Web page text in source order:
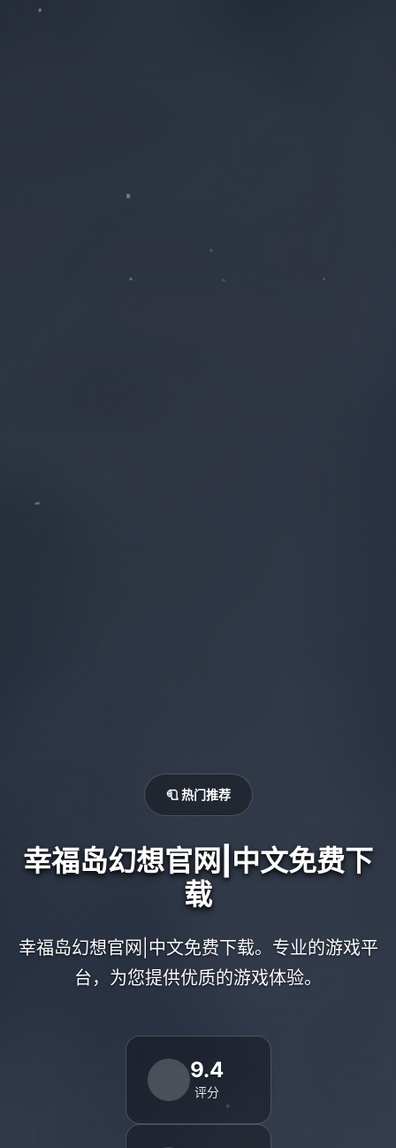
🧻 热门推荐
幸福岛幻想官网|中文免费下
载
幸福岛幻想官网|中文免费下载。专业的游戏平
台，为您提供优质的游戏体验。
9.4
评分